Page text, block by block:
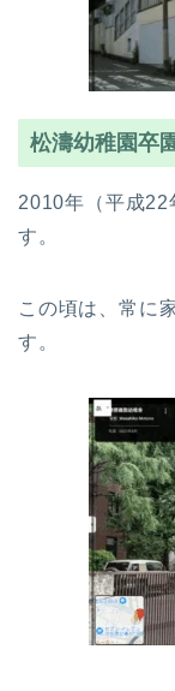
松濤幼稚園卒
2010年（平成22
す。
この頃は、常に
す。